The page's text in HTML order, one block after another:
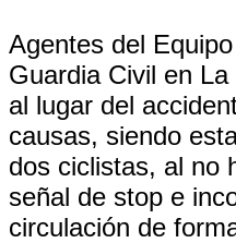
Agentes del
Guardia Civil en
al lugar del
causas, siendo
dos ciclistas, al no
señal de stop e
circulación de